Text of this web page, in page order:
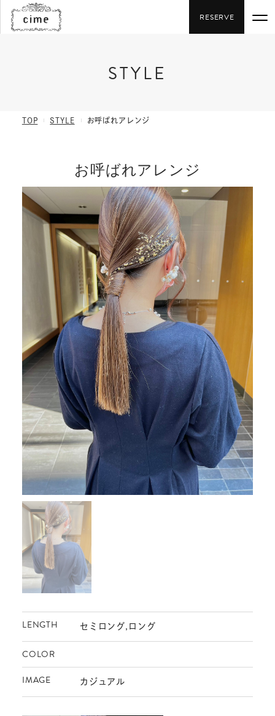
RESERVE
SALON / MENU
NEWS
RECRUIT
06-6282-4168
RESERVE
STYLE
TOP STYLE お呼ばれアレンジ
お呼ばれアレンジ
LENGTH セミロング,ロング
COLOR
IMAGE
カジュアル